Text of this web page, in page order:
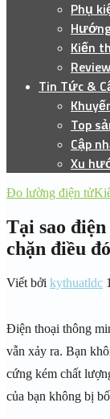
Phụ
Kiến
Tin Tức &
Top
Cập
Xu
Đo lường điện tử
Tại sao
chặn điều
Viết bởi kythuatldc
Điện thoại thông
vẫn xảy ra. Bạn
cứng kém chất
của bạn không bị